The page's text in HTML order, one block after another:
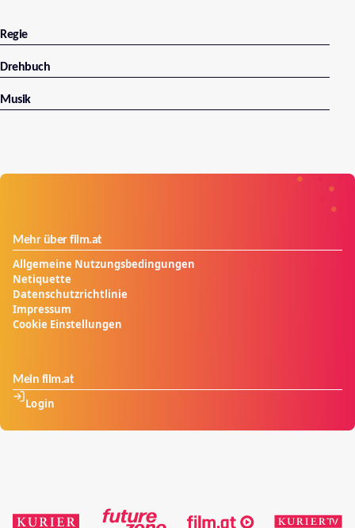
Regie
Drehbuch
Musik
Mehr über film.at
Allgemeine Nutzungsbedingungen
Netiquette
Datenschutzrichtlinie
Impressum
Cookie Einstellungen
Mein film.at
Login